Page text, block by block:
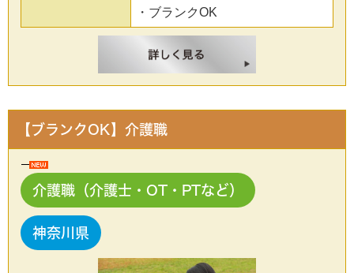
・ブランクOK
【ブランクOK】介護職
介護職（介護士・OT・PTなど）
神奈川県